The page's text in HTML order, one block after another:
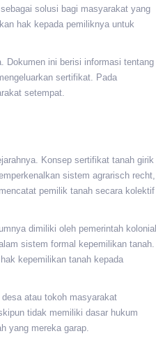
solusi bagi masyarakat yang
hak kepada pemiliknya untuk
Dokumen ini berisi informasi tentang
sertifikat. Pada
setempat.
Konsep sertifikat tanah girik
sistem agrarisch recht,
pemilik tanah secara kolektif
dimiliki oleh pemerintah kolonial
sistem formal kepemilikan tanah.
kepemilikan tanah kepada
atau tokoh masyarakat
tidak memiliki dasar hukum
yang mereka garap.